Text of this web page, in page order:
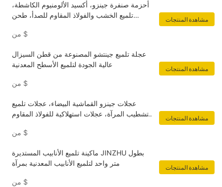
أحزمة صنفرة جينزو، أكسيد الألومنيوم الكاشطة،
تلميع الخشب والفولاذ المقاوم للصدأ، طحن
$
مشاهدة المنتجات
عجلة تلميع جينتشو المصنوعة من قطن السيزال
عالية الجودة لتلميع الأسطح المعدنية
$
مشاهدة المنتجات
عجلات جينزو القماشية البيضاء، عجلات تلميع
وتشطيب المرآة، عجلات استهلاكية للفولاذ المقاوم
$
مشاهدة المنتجات
ماكينة تلميع الأنابيب المستديرة JINZHU بطول
متر واحد لتلميع الأنابيب المعدنية بمرآة
$
مشاهدة المنتجات